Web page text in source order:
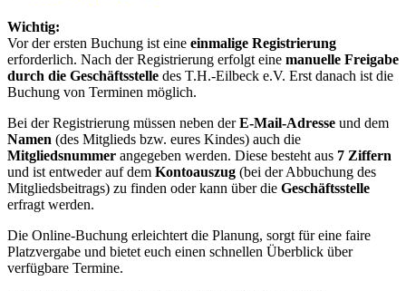
Wichtig:
Vor der ersten Buchung ist eine einmalige Registrierung
erforderlich. Nach der Registrierung erfolgt eine manuelle Freigabe
durch die Geschäftsstelle des T.H.-Eilbeck e.V. Erst danach ist die
Buchung von Terminen möglich.
Bei der Registrierung müssen neben derE-Mail-Adresse und dem
Namen (des Mitglieds bzw. eures Kindes) auch die
Mitgliedsnummer angegeben werden. Diese besteht aus 7 Ziffern
und ist entweder auf dem Kontoauszug (bei der Abbuchung des
Mitgliedsbeitrags) zu finden oder kann über die Geschäftsstelle
erfragt werden.
Die Online-Buchung erleichtert die Planung, sorgt für eine faire
Platzvergabe und bietet euch einen schnellen Überblick über
verfügbare Termine.